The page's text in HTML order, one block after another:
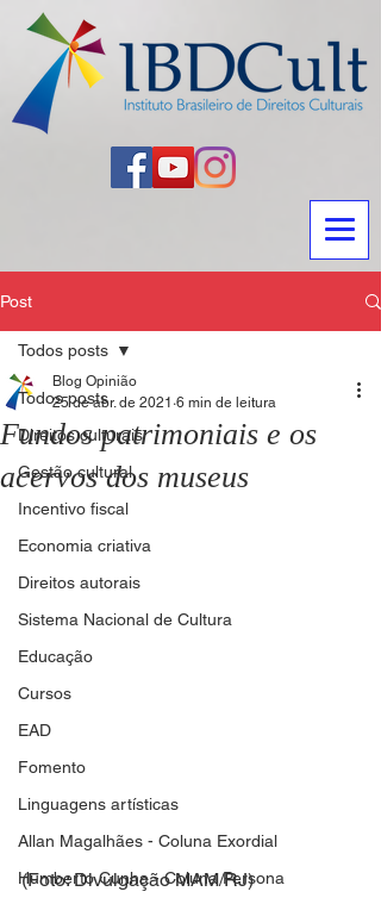
Post
Todos posts
Direitos culturais
Gestão cultural
Incentivo fiscal
Economia criativa
Direitos autorais
Sistema Nacional de Cultura
Educação
Cursos
EAD
Fomento
Linguagens artísticas
Allan Magalhães - Coluna Exordial
Humberto Cunha - Coluna Persona
Todos posts
Fundos patrimoniais e os
acervos dos museus
Blog Opinião
25 de abr. de 2021 6 min de leitura
(Foto: Divulgação MAM/RJ)